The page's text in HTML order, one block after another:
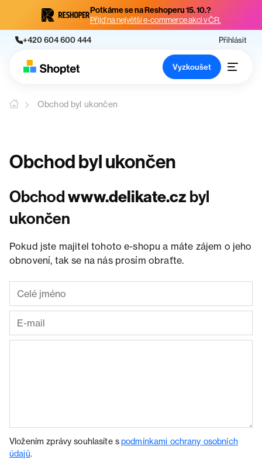
Potkáme se na Reshoperu 15. 10.?
Přijď na největší e-commerce akci v ČR.
+420 604 600 444 Přihlásit
Vyzkoušet
Obchod byl ukončen
Obchod byl ukončen
Obchodwww.delikate.cz byl
ukončen
Pokud jste majitel tohoto e-shopu a máte zájem o jeho
obnovení, tak se na nás prosím obraťte.
Vložením zprávy souhlasíte spodmínkami ochrany osobních
údajů.